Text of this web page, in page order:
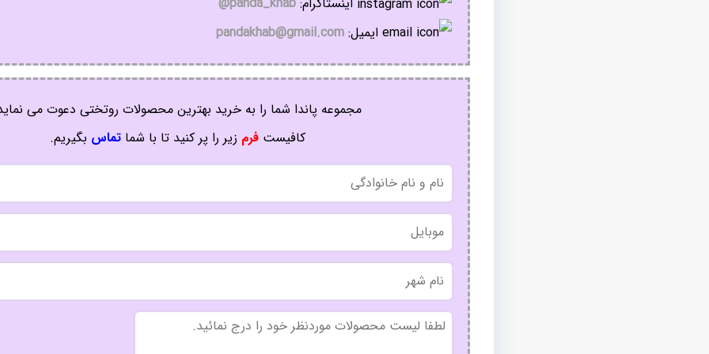
ایمیل: pandakhab@gmail.com
مجموعه پاندا شما را به خرید بهترین محصولات روتختی دعوت می
کافیستفرم زیر را پر کنید تا با شماتماس بگیریم.
و
نام
خانوادگی
موبایل
نام
شهر
بدون
عنوان